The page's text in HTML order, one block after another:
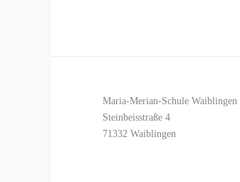
Maria-Merian-Schule Waiblingen
Steinbeisstraße 4
71332 Waiblingen